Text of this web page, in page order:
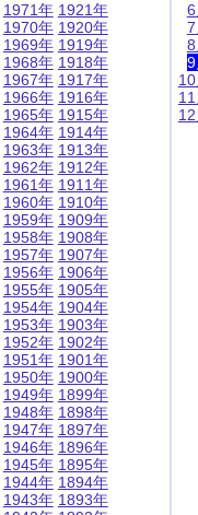
1971年
1970年
1969年
1968年
1967年
1966年
1965年
1964年
1963年
1962年
1961年
1960年
1959年
1958年
1957年
1956年
1955年
1954年
1953年
1952年
1951年
1950年
1949年
1948年
1947年
1946年
1945年
1944年
1943年
1921年
1920年
1919年
1918年
1917年
1916年
1915年
1914年
1913年
1912年
1911年
1910年
1909年
1908年
1907年
1906年
1905年
1904年
1903年
1902年
1901年
1900年
1899年
1898年
1897年
1896年
1895年
1894年
1893年